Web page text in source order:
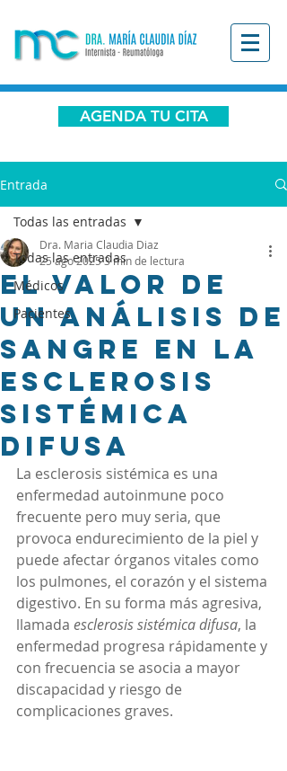
AGENDA TU CITA
Entrada
Todas las entradas
Médicos
Pacientes
Todas las entradas
El valor de
un análisis de
sangre en la
esclerosis
sistémica
difusa
Dra. Maria Claudia Diaz
25 ago 2025 3 min de lectura
La esclerosis sistémica es una
enfermedad autoinmune poco
frecuente pero muy seria, que
provoca endurecimiento de la piel y
puede afectar órganos vitales como
los pulmones, el corazón y el sistema
digestivo. En su forma más agresiva,
llamada esclerosis sistémica difusa, la
enfermedad progresa rápidamente y
con frecuencia se asocia a mayor
discapacidad y riesgo de
complicaciones graves.